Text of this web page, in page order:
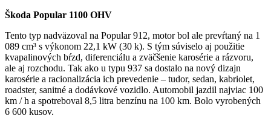
Škoda Popular 1100 OHV
Tento typ nadväzoval na Popular 912, motor bol ale prevŕtaný na 1
089 cm³ s výkonom 22,1 kW (30 k). S tým súviselo aj použitie
kvapalinových bŕzd, diferenciálu a zväčšenie karosérie a rázvoru,
ale aj rozchodu. Tak ako u typu 937 sa dostalo na nový dizajn
karosérie a racionalizácia ich prevedenie – tudor, sedan, kabriolet,
roadster, sanitné a dodávkové vozidlo. Automobil jazdil najviac 100
km / h a spotreboval 8,5 litra benzínu na 100 km. Bolo vyrobených
6 600 kusov.